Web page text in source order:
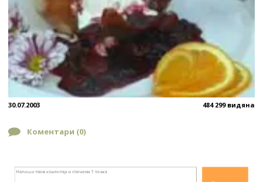
30.07.2003 484 299 видяна
Коментари (0)